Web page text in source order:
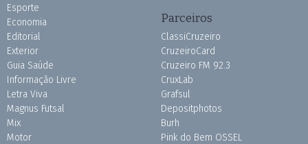
Esporte
Economia
Editorial
Exterior
Guia Saúde
Informação Livre
Letra Viva
Magnus Futsal
Mix
Motor
Parceiros
ClassiCruzeiro
CruzeiroCard
Cruzeiro FM 92.3
CruxLab
Grafsul
Depositphotos
Burh
Pink do Bem OSSEL